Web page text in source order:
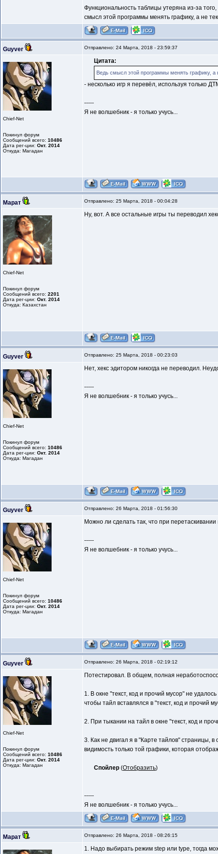
Функциональность таблицы утеряна из-за
смысл этой программы менять графику, а не
Guyver Отправлено: 24 Марта, 2018 - 23:59:37
Chief-Net
Покинул форум
Сообщений всего: 10486
Дата рег-ции: Окт. 2014
Откуда: Магадан
Цитата:
Ведь смысл этой программы менять графику, а
- несколько игр я перевёл, используя только
-----
Я не волшебник - я только учусь...
Марат Отправлено: 25 Марта, 2018 - 00:04:28
Chief-Net
Покинул форум
Сообщений всего: 2201
Дата рег-ции: Окт. 2014
Откуда: Казахстан
Ну, вот. А все остальные игры ты переводил
Guyver Отправлено: 25 Марта, 2018 - 00:23:03
Chief-Net
Покинул форум
Сообщений всего: 10486
Дата рег-ции: Окт. 2014
Откуда: Магадан
Нет, хекс эдитором никогда не переводил.
-----
Я не волшебник - я только учусь...
Guyver Отправлено: 26 Марта, 2018 - 01:56:30
Chief-Net
Покинул форум
Сообщений всего: 10486
Дата рег-ции: Окт. 2014
Откуда: Магадан
Можно ли сделать так, что при
-----
Я не волшебник - я только учусь...
Guyver Отправлено: 26 Марта, 2018 - 02:19:12
Chief-Net
Покинул форум
Сообщений всего: 10486
Дата рег-ции: Окт. 2014
Откуда: Магадан
Потестировал. В общем, полная
1. В окне "текст, код и прочий мусор" не
чтобы тайл вставлялся в "текст, код и прочий
2. При тыкании на тайл в окне "текст, код и
3. Как не двигал я в "Карте тайлов" страницы,
видимость только той графики, которая
Спойлер (Отобразить)
-----
Я не волшебник - я только учусь...
Марат Отправлено: 26 Марта, 2018 - 08:26:15
1. Надо выбирать режим step или type, тогда